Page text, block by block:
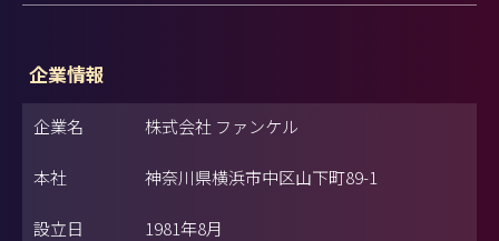
企業情報
企業名 株式会社 ファンケル
本社 神奈川県横浜市中区山下町89-1
設立日 1981年8月